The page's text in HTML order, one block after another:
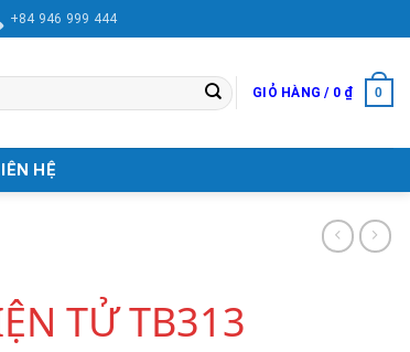
+84 946 999 444
GIỎ HÀNG / 0 ₫ 0
HỆ
TỬ TB313